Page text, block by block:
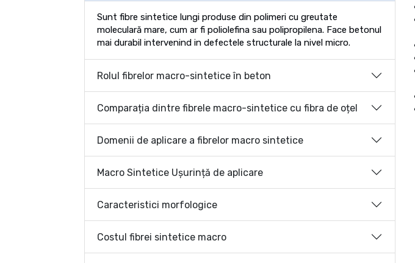
Sunt fibre sintetice lungi produse din polimeri cu greutate
moleculară mare, cum ar fi poliolefina sau polipropilena. Face betonul
mai durabil intervenind in defectele structurale la nivel micro.
Rolul fibrelor macro-sintetice în beton
Comparația dintre fibrele macro-sintetice cu fibra de oțel
Domenii de aplicare a fibrelor macro sintetice
Macro Sintetice Ușurință de aplicare
Caracteristici morfologice
Costul fibrei sintetice macro